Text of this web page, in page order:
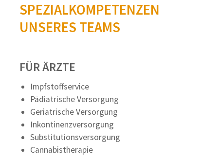
SPEZIALKOMPETENZEN
UNSERES TEAMS
FÜR ÄRZTE
Impfstoffservice
Pädiatrische Versorgung
Geriatrische Versorgung
Inkontinenzversorgung
Substitutionsversorgung
Cannabistherapie